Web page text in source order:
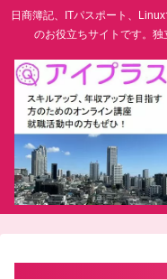
日商簿記、ITパスポート、
のお役立ちサイトです。